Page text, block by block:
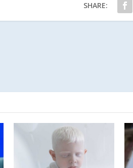
SHARE: